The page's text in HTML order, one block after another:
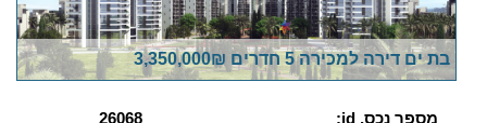
בת ים דירה למכירה 5 חדרים 3,350,000₪
מספר נכס, id:
26068